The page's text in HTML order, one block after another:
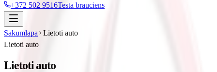
+372 502 9516Testa brauciens
Sākumlapa
Lietoti auto
Lietoti auto
Lietoti auto